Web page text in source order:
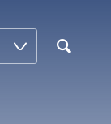
Search